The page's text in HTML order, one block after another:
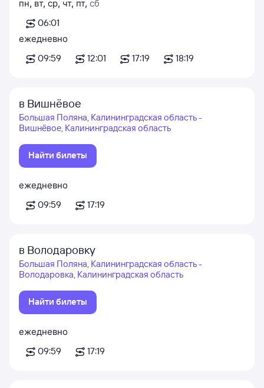
пн, вт, ср, чт, пт, сб
06:01
ежедневно
09:59
12:01 17:19 18:19
в Вишнёвое
Большая Поляна, Калининградская область -
Вишнёвое, Калининградская область
Найти билеты
ежедневно
09:59
17:19
в Володаровку
Большая Поляна, Калининградская область -
Володаровка, Калининградская область
Найти билеты
ежедневно
09:59
17:19